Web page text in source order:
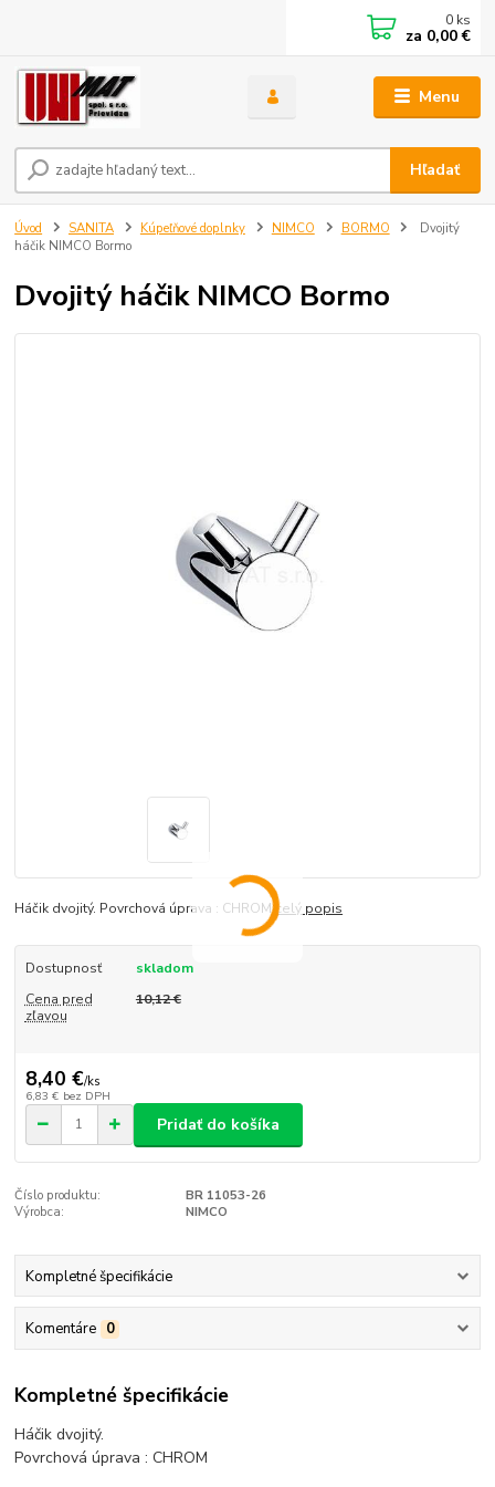
Menu
Hľadať
0 ks
za 0,00 €
Úvod SANITA Kúpeľňové doplnky NIMCO BORMO
Dvojitý
háčik NIMCO Bormo
Dvojitý háčik NIMCO Bormo
Háčik dvojitý. Povrchová úprava : CHROM celý popis
Dostupnosť
skladom
Cena pred
zľavou
10,12 €
8,40 €/ks
6,83 € bez DPH
Pridať do košíka
Číslo produktu:
BR 11053-26
Výrobca:
NIMCO
Kompletné špecifikácie
Komentáre 0
Kompletné špecifikácie
Háčik dvojitý.
Povrchová úprava : CHROM